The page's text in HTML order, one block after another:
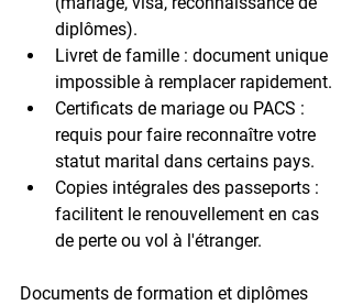
diplômes).
Livret de famille : document unique
impossible à remplacer rapidement.
Certificats de mariage ou PACS :
requis pour faire reconnaître votre
statut marital dans certains pays.
Copies intégrales des passeports :
facilitent le renouvellement en cas
de perte ou vol à l'étranger.
Documents de formation et diplômes